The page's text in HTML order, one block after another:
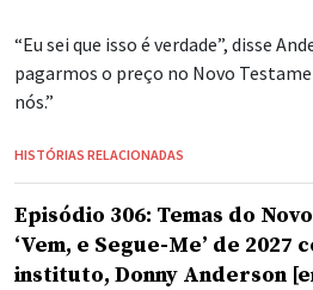
“Eu sei que isso é verdade”, disse
pagarmos o preço no Novo
nós.”
HISTÓRIAS RELACIONADAS
Episódio 306: Temas do
‘Vem, e Segue-Me’ de
instituto, Donny Anderson